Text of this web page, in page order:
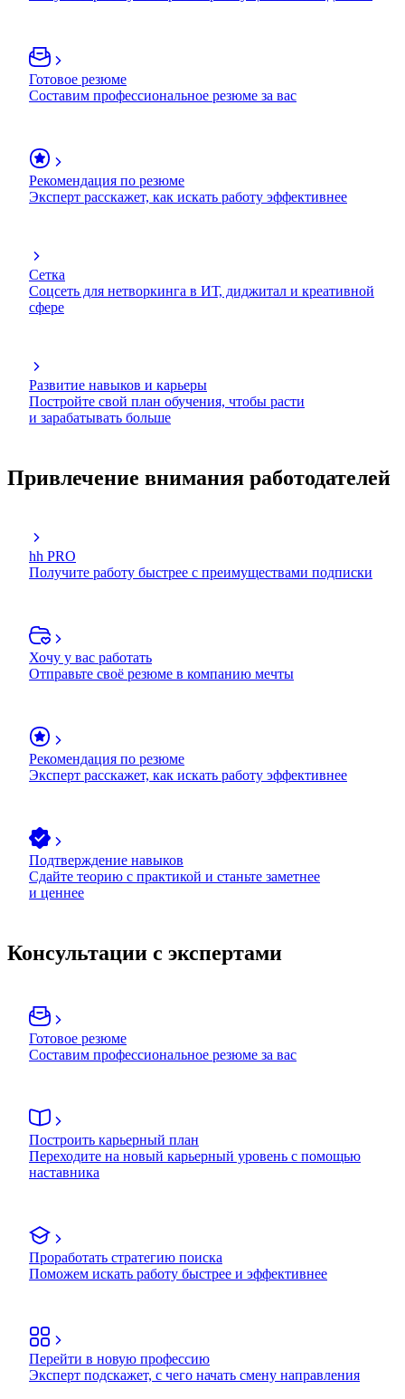
Готовое резюме
Составим профессиональное резюме за вас
Рекомендация по резюме
Эксперт расскажет, как искать работу эффективнее
Сетка
Соцсеть для нетворкинга в ИТ, диджитал и креативной
сфере
Развитие навыков и карьеры
Постройте свой план обучения, чтобы расти
и зарабатывать больше
Привлечение внимания работодателей
hh PRO
Получите работу быстрее с преимуществами подписки
Хочу у вас работать
Отправьте своё резюме в компанию мечты
Рекомендация по резюме
Эксперт расскажет, как искать работу эффективнее
Подтверждение навыков
Сдайте теорию с практикой и станьте заметнее
и ценнее
Консультации с экспертами
Готовое резюме
Составим профессиональное резюме за вас
Построить карьерный план
Переходите на новый карьерный уровень с помощью
наставника
Проработать стратегию поиска
Поможем искать работу быстрее и эффективнее
Перейти в новую профессию
Эксперт подскажет, с чего начать смену направления